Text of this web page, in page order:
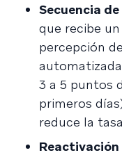
Secuencia
que recibe
percepción
3 a 5 puntos
primeros
reduce la